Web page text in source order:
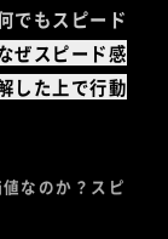
でもスピード
ぜスピード感
した上で行動
なのか？スピ